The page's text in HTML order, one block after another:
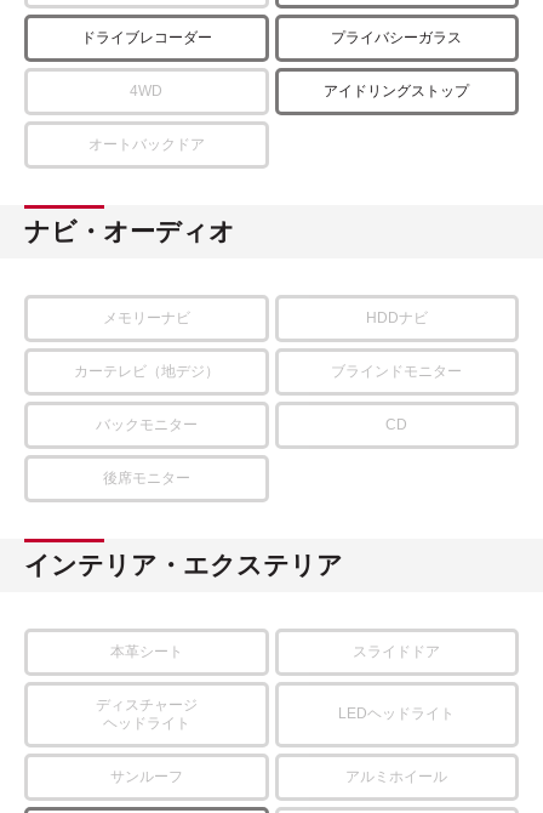
ドライブレコーダー プライバシーガラス
4WD アイドリングストップ
オートバックドア
ナビ・オーディオ
メモリーナビ HDDナビ
カーテレビ（地デジ） ブラインドモニター
バックモニター CD
後席モニター
インテリア・エクステリア
本革シート スライドドア
ディスチャージ
ヘッドライト
LEDヘッドライト
サンルーフ アルミホイール